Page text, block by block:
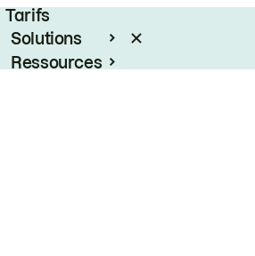
Tarifs
Solutions
Ressources